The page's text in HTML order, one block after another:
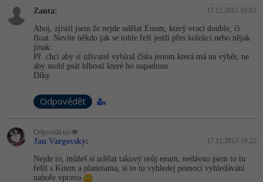
UML a návrhové vzory
React
ASP.NET MVC
Django
Best practices
HTML / CSS
UML a návrhové vzory
MS-SQL
SQLite
Tester
Systémový administrátor
Grafik / UX/UI návrhář
Projektový manažer
Databázový analytik
Swift -80%
Kotlin -80%
C
Návrh SW -80%
Zanta: 17.12.2013 19:03
Ahoj, zjistil jsem že nejde udělat Enum, který vrací double, či
float. Nevíte někdo jak se tohle řeší jestli přes kolekci nebo nějak
jinak.
Př. chci aby si uživatel vybíral čísla jenom která má na výběr, ne
aby mohl psát blbosti které ho napadnou.
Díky
Odpovědět
Odpovídá na
Jan Vargovský: 17.12.2013 19:22
Nejde to, můžeš si udělat takový svůj enum, nedávno jsem to tu
řešil s Kitem a planetama, si to tu vyhledej pomocí vyhledávání
nahoře vpravo